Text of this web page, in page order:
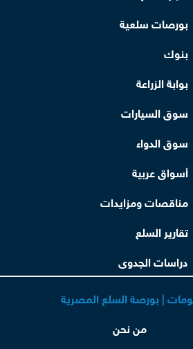
بورصات سلعية
بنوك
بوابة الزراعة
سوق السيارات
سوق الدواء
أسواق عربية
مناقصات ومزايدات
تقارير السلع
دراسات الجدوى
| بورصة السلع المصرية
من نحن